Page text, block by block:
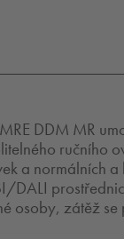
DDM MR
ručního
a normálních
DALI
osoby, zátěž